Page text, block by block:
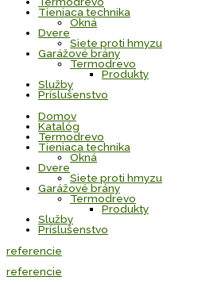
Tieniaca technika
Okná
Dvere
Siete proti hmyzu
Garážové brány
Termodrevo
Produkty
Služby
Príslušenstvo
Domov
Katalóg
Termodrevo
Tieniaca technika
Okná
Dvere
Siete proti hmyzu
Garážové brány
Termodrevo
Produkty
Služby
Príslušenstvo
referencie
referencie